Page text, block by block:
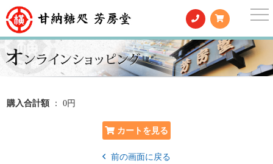
購入合計額 ： 0円
前の画面に戻る